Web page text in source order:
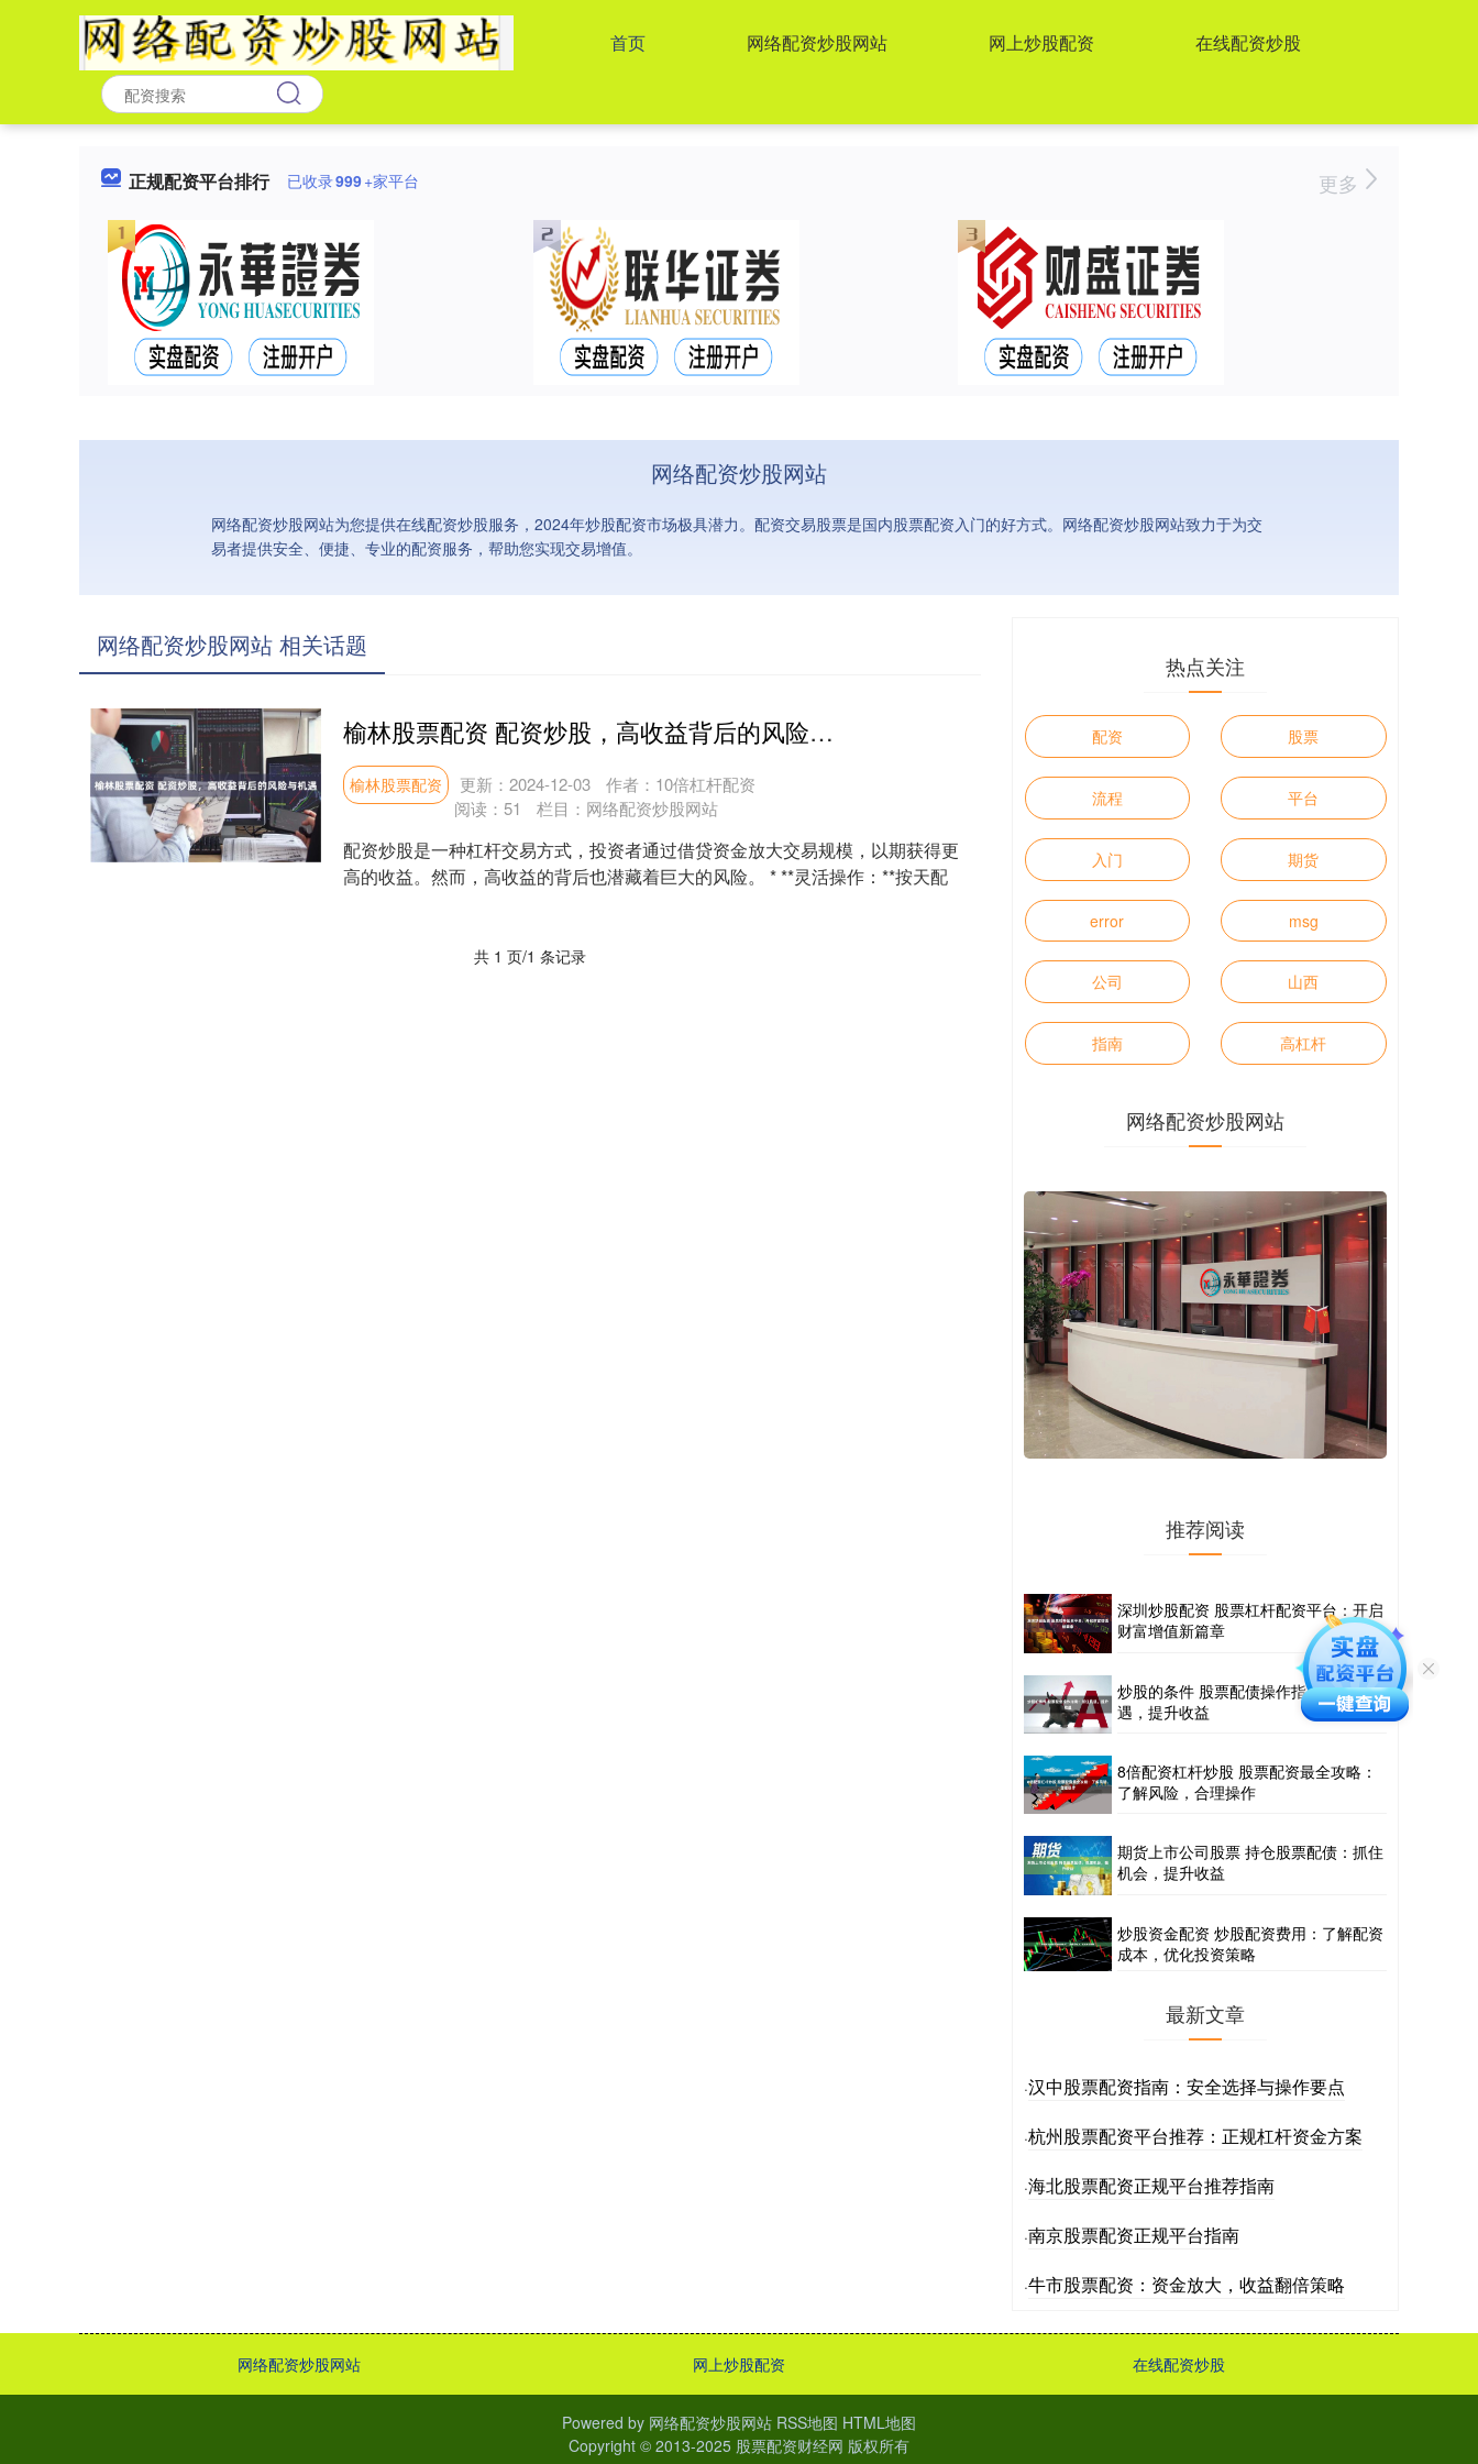
首页 网络配资炒股网站 网上炒股配资 在线配资炒股
正规配资平台排行 已收录999+家平台 更多
网络配资炒股网站
网络配资炒股网站为您提供在线配资炒股服务，2024年炒股配资市场极具潜力。配资交易股票是国内股票配资入门的好方式。网络配资炒股网站致力于为交
易者提供安全、便捷、专业的配资服务，帮助您实现交易增值。
网络配资炒股网站 相关话题
榆林股票配资 配资炒股，高收益背后的风险与机遇
榆林股票配资 更新：2024-12-03
作者：10倍杠杆配资
阅读： 51 栏目： 网络配资炒股网站
配资炒股是一种杠杆交易方式，投资者通过借贷资金放大交易规模，以期获得更
高的收益。然而，高收益的背后也潜藏着巨大的风险。 * **灵活操作：**按天配
共 1 页/1 条记录
热点关注
配资 股票
流程 平台
入门 期货
error msg
公司 山西
指南 高杠杆
网络配资炒股网站
推荐阅读
深圳炒股配资 股票杠杆配资平台：开启
财富增值新篇章
炒股的条件 股票配债操作指南：抓住机
遇，提升收益
8倍配资杠杆炒股 股票配资最全攻略：
了解风险，合理操作
期货上市公司股票 持仓股票配债：抓住
机会，提升收益
炒股资金配资 炒股配资费用：了解配资
成本，优化投资策略
最新文章
·汉中股票配资指南：安全选择与操作要点
·杭州股票配资平台推荐：正规杠杆资金方案
·海北股票配资正规平台推荐指南
·南京股票配资正规平台指南
·牛市股票配资：资金放大，收益翻倍策略
网络配资炒股网站 网上炒股配资 在线配资炒股
Powered by 网络配资炒股网站 RSS地图 HTML地图
Copyright © 2013-2025 股票配资财经网 版权所有